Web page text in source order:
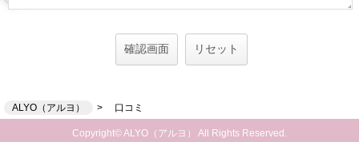
ALYO（アルヨ） 口コミ
Copyright© ALYO（アルヨ） All Rights Reserved.